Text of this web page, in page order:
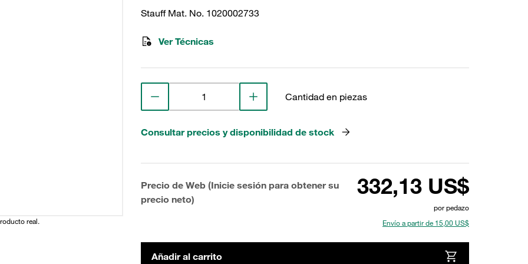
real.
Stauff Mat. No. 1020002733
Ver Técnicas
Cantidad en piezas
Consultar precios y disponibilidad de stock
Precio de Web (Inicie sesión para obtener su
precio neto)
332,13 US$
por pedazo
Envío a partir de 15,00 US$
Añadir al carrito